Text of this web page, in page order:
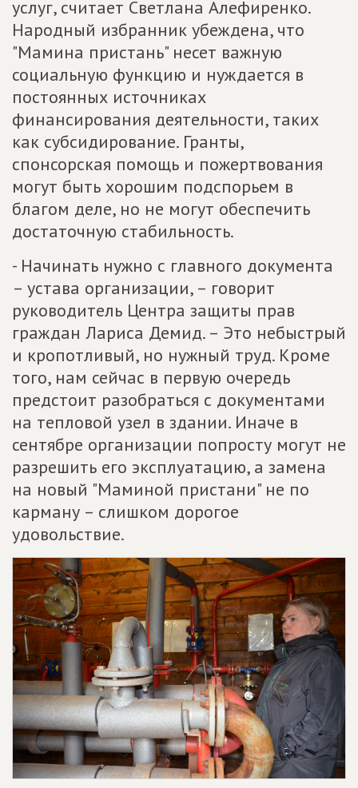
услуг, считает Светлана Алефиренко.
Народный избранник убеждена, что
"Мамина пристань" несет важную
социальную функцию и нуждается в
постоянных источниках
финансирования деятельности, таких
как субсидирование. Гранты,
спонсорская помощь и пожертвования
могут быть хорошим подспорьем в
благом деле, но не могут обеспечить
достаточную стабильность.
- Начинать нужно с главного документа
– устава организации, – говорит
руководитель Центра защиты прав
граждан Лариса Демид. – Это небыстрый
и кропотливый, но нужный труд. Кроме
того, нам сейчас в первую очередь
предстоит разобраться с документами
на тепловой узел в здании. Иначе в
сентябре организации попросту могут не
разрешить его эксплуатацию, а замена
на новый "Маминой пристани" не по
карману – слишком дорогое
удовольствие.